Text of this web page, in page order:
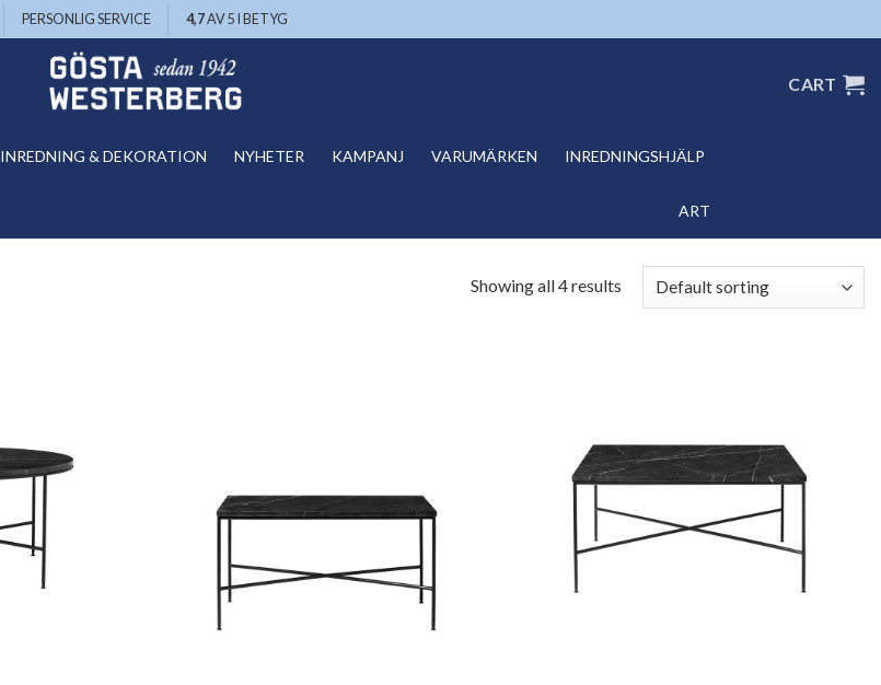
PERSONLIG SERVICE 4,7AV 5 I BETYG
CART
INREDNING & DEKORATION NYHETER KAMPANJ VARUMÄRKEN INREDNINGSHJÄLP
ART
Showing all 4 results